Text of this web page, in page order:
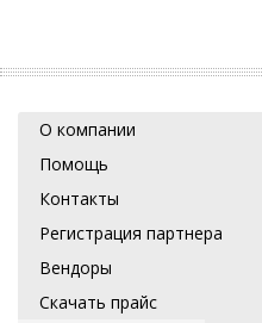
О компании
Помощь
Контакты
Регистрация партнера
Вендоры
Скачать прайс